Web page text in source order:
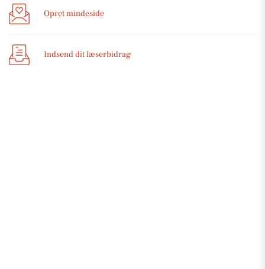
Opret mindeside
Indsend dit læserbidrag